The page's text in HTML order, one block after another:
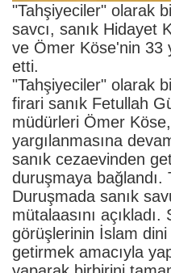
"Tahşiyeciler" olarak
savcı, sanık Hidayet
ve Ömer Köse'nin 33
etti.
"Tahşiyeciler" olarak
firari sanık Fetullah
müdürleri Ömer
yargılanmasına
sanık cezaevinden
duruşmaya bağlandı.
Duruşmada sanık
mütalaasını
görüşlerinin İslam
getirmek amacıyla